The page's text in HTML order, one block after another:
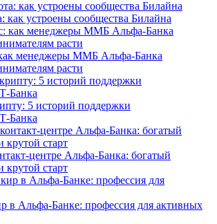
как устроены сообщества Билайна
менеджеры ММБ Альфа-Банка
расти
5 историй поддержки
Банка
центре Альфа-Банка: богатый
старт
в Альфа-Банке: профессия для активных